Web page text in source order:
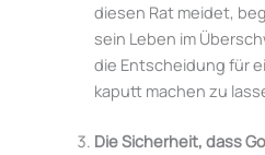
diesen Rat meidet,
sein Leben im
die Entscheidung für
kaputt machen zu
Die Sicherheit, dass